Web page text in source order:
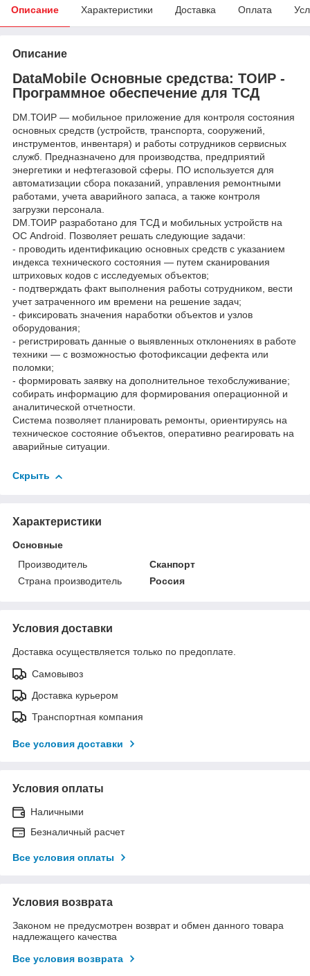
Описание Характеристики Доставка Оплата
Описание
DataMobile Основные средства: ТОИР -
Программное обеспечение для ТСД
DM.ТОИР — мобильное приложение для контроля состояния
основных средств (устройств, транспорта, сооружений,
инструментов, инвентаря) и работы сотрудников сервисных
служб. Предназначено для производства, предприятий
энергетики и нефтегазовой сферы. ПО используется для
автоматизации сбора показаний, управления ремонтными
работами, учета аварийного запаса, а также контроля
загрузки персонала.
DM.ТОИР разработано для ТСД и мобильных устройств на
ОС Android. Позволяет решать следующие задачи:
- проводить идентификацию основных средств с указанием
индекса технического состояния — путем сканирования
штриховых кодов с исследуемых объектов;
- подтверждать факт выполнения работы сотрудником, вести
учет затраченного им времени на решение задач;
- фиксировать значения наработки объектов и узлов
оборудования;
- регистрировать данные о выявленных отклонениях в работе
техники — с возможностью фотофиксации дефекта или
поломки;
- формировать заявку на дополнительное техобслуживание;
собирать информацию для формирования операционной и
аналитической отчетности.
Система позволяет планировать ремонты, ориентируясь на
техническое состояние объектов, оперативно реагировать на
аварийные ситуации.
Скрыть
Характеристики
Основные
Производитель
Сканпорт
Страна производитель
Россия
Условия доставки
Доставка осуществляется только по предоплате.
Самовывоз
Доставка курьером
Транспортная компания
Все условия доставки
Условия оплаты
Наличными
Безналичный расчет
Все условия оплаты
Условия возврата
Законом не предусмотрен возврат и обмен данного товара
надлежащего качества
Все условия возврата